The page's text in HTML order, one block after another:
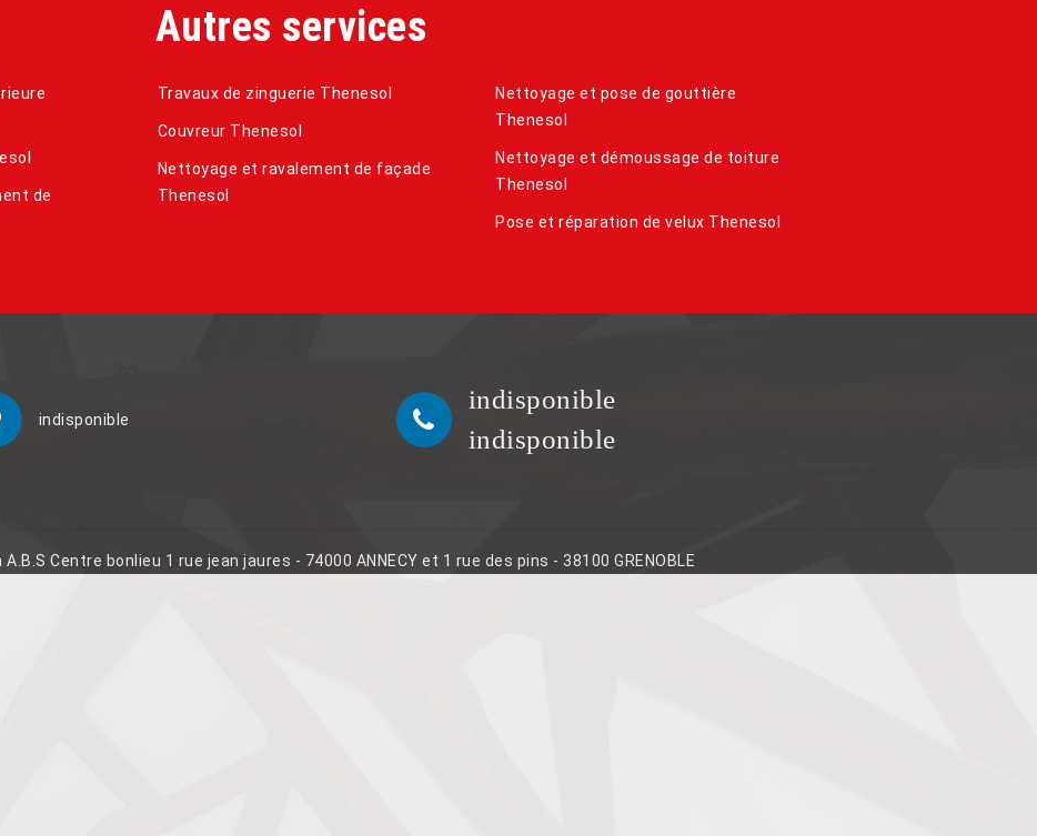
Autres services
de
Travaux de zinguerie Thenesol
Couvreur Thenesol
Nettoyage et ravalement de façade
Thenesol
Nettoyage et pose de gouttière
Thenesol
Nettoyage et démoussage de toiture
Thenesol
Pose et réparation de velux Thenesol
indisponible
indisponible
indisponible
Centre bonlieu 1 rue jean jaures - 74000 ANNECY et 1 rue des pins - 38100 GRENOBLE